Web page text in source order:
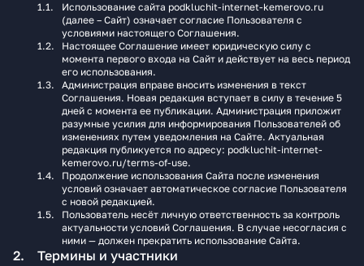
Использование сайта podkluchit-internet-kemerovo.ru
(далее – Сайт) означает согласие Пользователя с
условиями настоящего Соглашения.
Настоящее Соглашение имеет юридическую силу с
момента первого входа на Сайт и действует на весь период
его использования.
Администрация вправе вносить изменения в текст
Соглашения. Новая редакция вступает в силу в течение 5
дней с момента ее публикации. Администрация приложит
разумные усилия для информирования Пользователей об
изменениях путем уведомления на Сайте. Актуальная
редакция публикуется по адресу: podkluchit-internet-
kemerovo.ru/terms-of-use.
Продолжение использования Сайта после изменения
условий означает автоматическое согласие Пользователя
с новой редакцией.
Пользователь несёт личную ответственность за контроль
актуальности условий Соглашения. В случае несогласия с
ними — должен прекратить использование Сайта.
Термины и участники